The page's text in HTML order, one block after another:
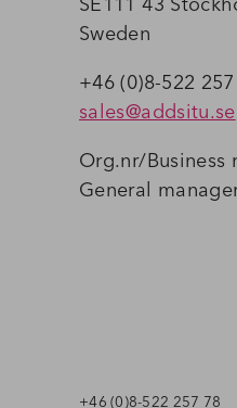
SE111 43
Sweden
+46 (0)8-522
sales@addsitu.se
Org.nr/Business
General
+46 (0)8-522 257 78